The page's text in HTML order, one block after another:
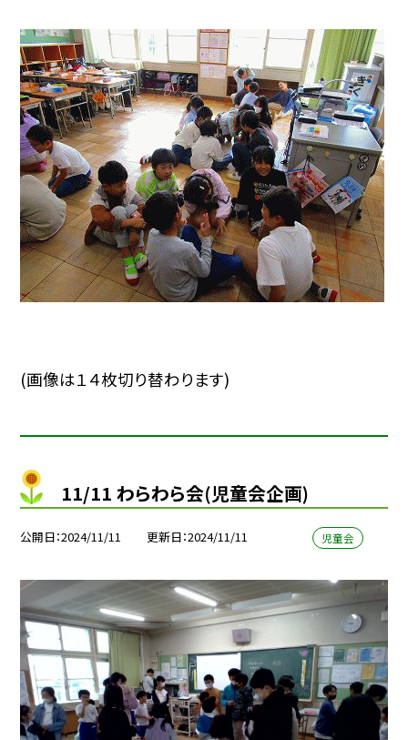
(画像は１４枚切り替わります)
11/11 わらわら会(児童会企画)
公開日 2024/11/11 更新日 2024/11/11 児童会